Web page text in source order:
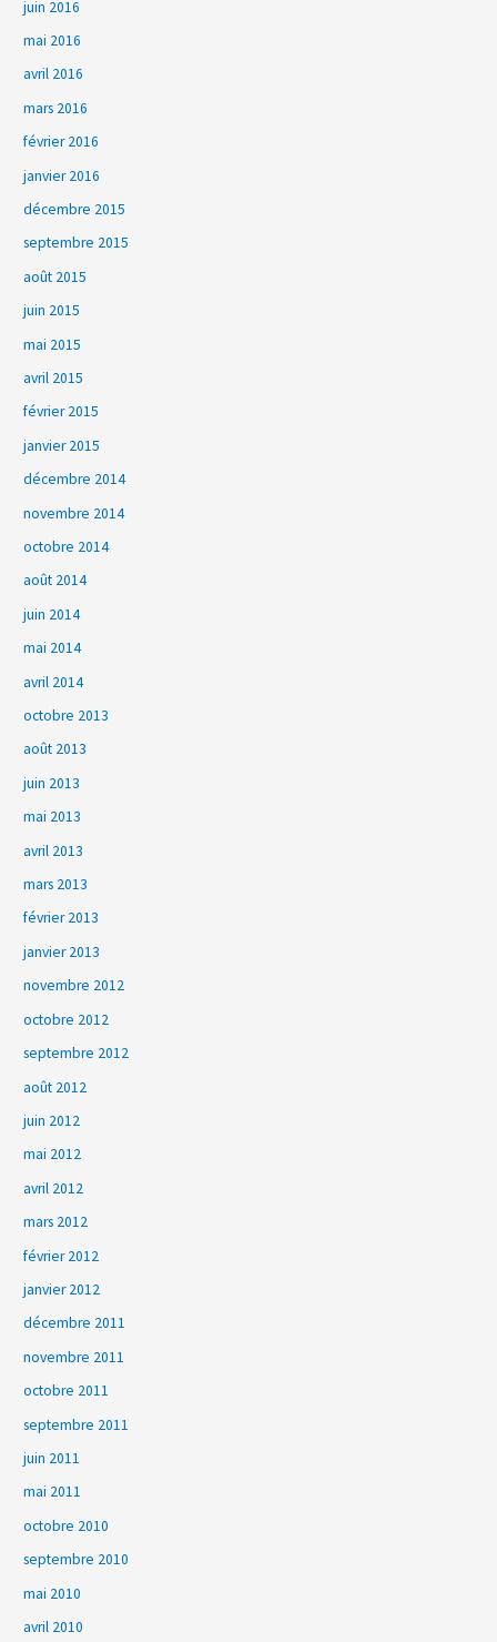
juin 2016
mai 2016
avril 2016
mars 2016
février 2016
janvier 2016
décembre 2015
septembre 2015
août 2015
juin 2015
mai 2015
avril 2015
février 2015
janvier 2015
décembre 2014
novembre 2014
octobre 2014
août 2014
juin 2014
mai 2014
avril 2014
octobre 2013
août 2013
juin 2013
mai 2013
avril 2013
mars 2013
février 2013
janvier 2013
novembre 2012
octobre 2012
septembre 2012
août 2012
juin 2012
mai 2012
avril 2012
mars 2012
février 2012
janvier 2012
décembre 2011
novembre 2011
octobre 2011
septembre 2011
juin 2011
mai 2011
octobre 2010
septembre 2010
mai 2010
avril 2010